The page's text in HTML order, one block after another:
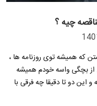
چیه ؟
که همیشه توی روزنامه ها ،
از بچگی واسه خودم همیشه
این دو تا دقیقا چه فرقی با